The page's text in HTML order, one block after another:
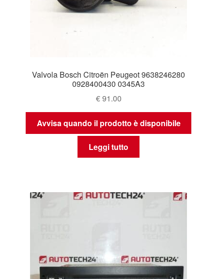
Valvola Bosch Citroën Peugeot 9638246280
0928400430 0345A3
€91.00
Avvisa quando il prodotto è disponibile
Leggi tutto